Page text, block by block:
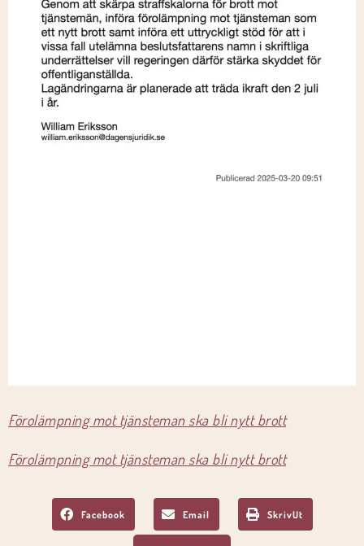
Förolämpning mot tjänsteman ska bli nytt brott
Förolämpning mot tjänsteman ska bli nytt brott
Facebook Email SkrivUt